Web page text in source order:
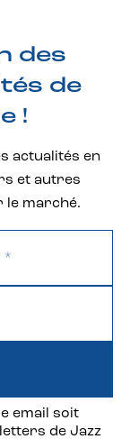
des
de
!
actualités en
et autres
le marché.
email soit
de Jazz